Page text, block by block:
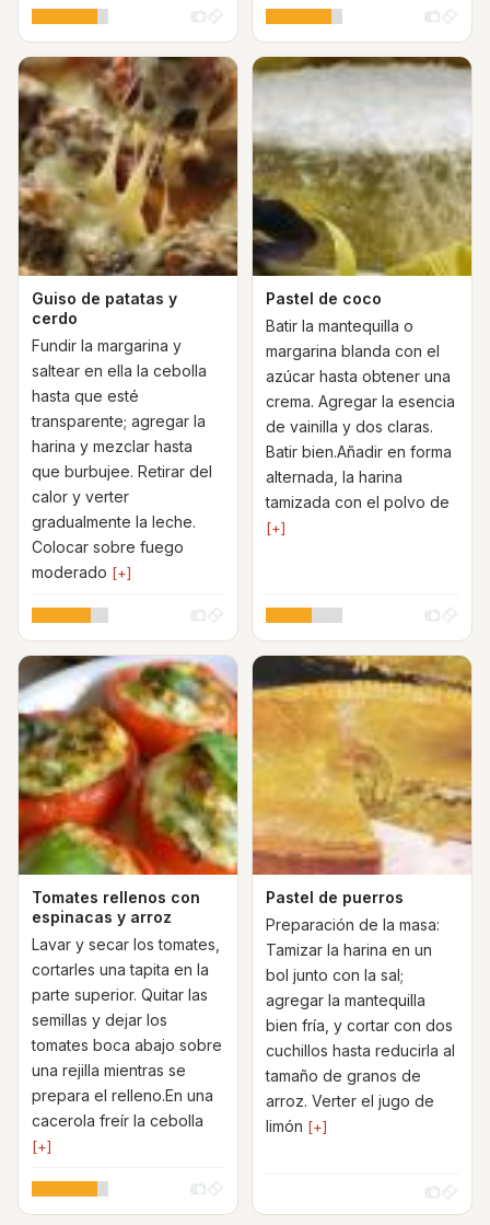
Guiso de patatas y
cerdo
Fundir la margarina y
saltear en ella la cebolla
hasta que esté
transparente; agregar la
harina y mezclar hasta
que burbujee. Retirar del
calor y verter
gradualmente la leche.
Colocar sobre fuego
moderado [+]
Pastel de coco
Batir la mantequilla o
margarina blanda con el
azúcar hasta obtener una
crema. Agregar la esencia
de vainilla y dos claras.
Batir bien.Añadir en forma
alternada, la harina
tamizada con el polvo de
[+]
Tomates rellenos con
espinacas y arroz
Lavar y secar los tomates,
cortarles una tapita en la
parte superior. Quitar las
semillas y dejar los
tomates boca abajo sobre
una rejilla mientras se
prepara el relleno.En una
cacerola freír la cebolla
[+]
Pastel de puerros
Preparación de la masa:
Tamizar la harina en un
bol junto con la sal;
agregar la mantequilla
bien fría, y cortar con dos
cuchillos hasta reducirla al
tamaño de granos de
arroz. Verter el jugo de
limón [+]